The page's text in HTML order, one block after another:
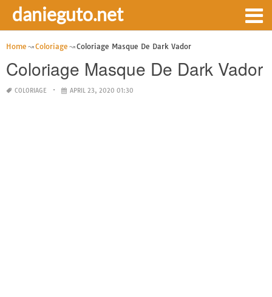
danieguto.net
Home Coloriage Coloriage Masque De Dark Vador
Coloriage Masque De Dark Vador
COLORIAGE APRIL 23, 2020 01:30